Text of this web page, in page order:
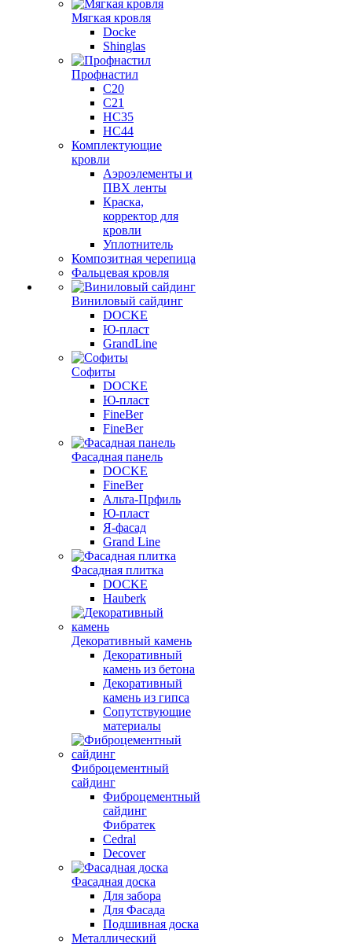
Мягкая кровля
Docke
Shinglas
Профнастил
C20
C21
НС35
НС44
Комплектующие
кровли
Аэроэлементы и
ПВХ ленты
Краска,
корректор для
кровли
Уплотнитель
Композитная черепица
Фальцевая кровля
Виниловый сайдинг
DOCKE
Ю-пласт
GrandLine
Софиты
DOCKE
Ю-пласт
FineBer
FineBer
Фасадная панель
DOCKE
FineBer
Альта-Прфиль
Ю-пласт
Я-фасад
Grand Line
Фасадная плитка
DOCKE
Hauberk
Декоративный камень
Декоративный
камень из бетона
Декоративный
камень из гипса
Сопутствующие
материалы
Фиброцементный
сайдинг
Фиброцементный
сайдинг
Фибратек
Cedral
Decover
Фасадная доска
Для забора
Для Фасада
Подшивная доска
Металлический